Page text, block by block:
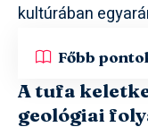
kultúrában
Főbb
A tufa
geológiai